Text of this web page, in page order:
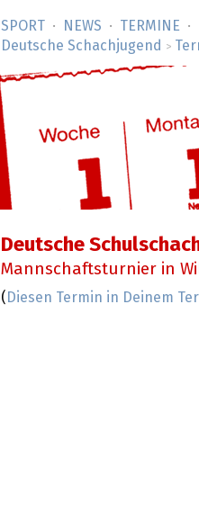
SPORT NEWS TERMINE
Deutsche Schachjugend
>
Deutsche
Mannschaftsturnier in
( Diesen Termin in Deinem